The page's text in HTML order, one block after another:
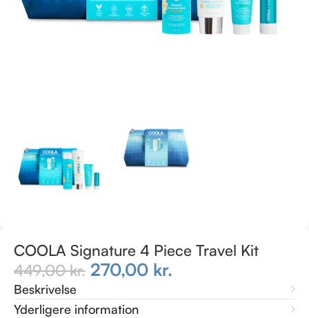
COOLA Signature 4 Piece Travel Kit
449,00kr. 270,00 kr.
Beskrivelse
Yderligere information